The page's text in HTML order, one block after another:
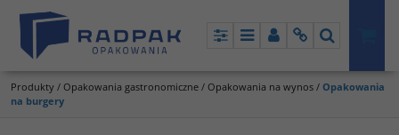
PanelMenuPanelInfoSzukaj
Produkty / Opakowania gastronomiczne / Opakowania na wynos / Opakowania
na burgery